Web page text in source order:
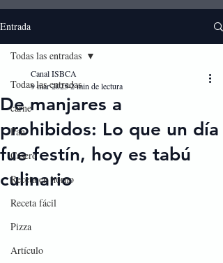
Entrada
Todas las entradas
carne
Pan
Casero
Receta en horno
Receta fácil
Pizza
Artículo
Todas las entradas
De manjares a
prohibidos: Lo que un día
fue festín, hoy es tabú
culinario
Canal ISBCA
9 mar 20252 min de lectura